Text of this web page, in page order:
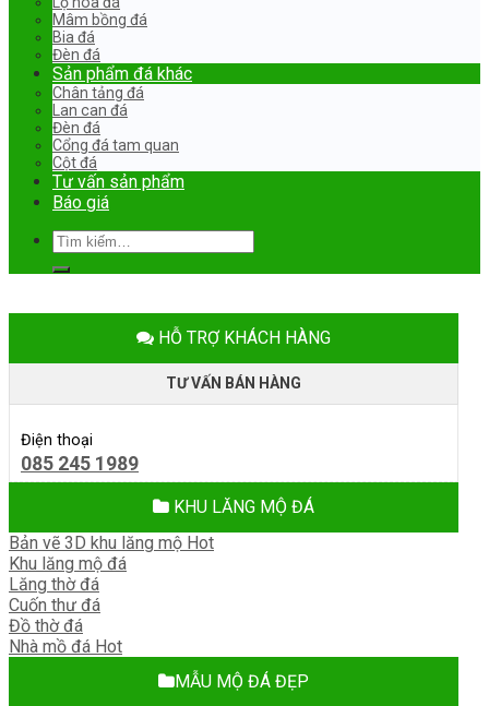
Mâm bồng đá
Bia đá
Đèn đá
Sản phẩm đá khác
Chân tảng đá
Lan can đá
Đèn đá
Cổng đá tam quan
Cột đá
Tư vấn sản phẩm
Báo giá
Tìm
kiếm:
HỖ TRỢ KHÁCH HÀNG
TƯ VẤN BÁN HÀNG
Điện thoại
085 245 1989
KHU LĂNG MỘ ĐÁ
Bản vẽ 3D khu lăng mộ
Khu lăng mộ đá
Lăng thờ đá
Cuốn thư đá
Đồ thờ đá
Nhà mồ đá
MẪU MỘ ĐÁ ĐẸP